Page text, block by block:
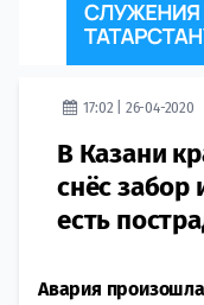
17:02 | 26-04-2020
В Казани
снёс забор
есть
Авария